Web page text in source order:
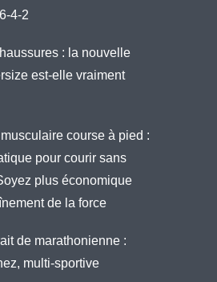
4-2
: la nouvelle
est-elle vraiment
course à pied :
pour courir sans
plus économique
de la force
de marathonienne :
multi-sportive